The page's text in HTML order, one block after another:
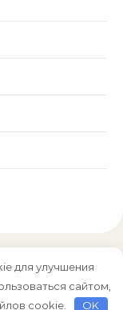
для улучшения
сайтом,
cookie.
OK